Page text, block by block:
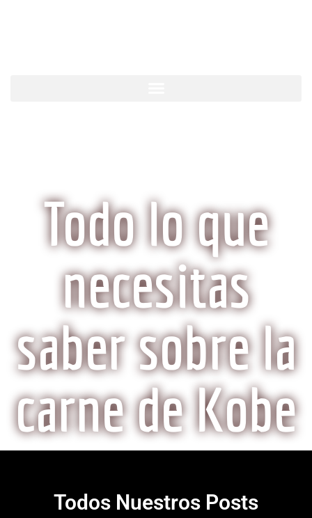
Todo lo que
necesitas
saber sobre la
carne de Kobe
Todos Nuestros Posts